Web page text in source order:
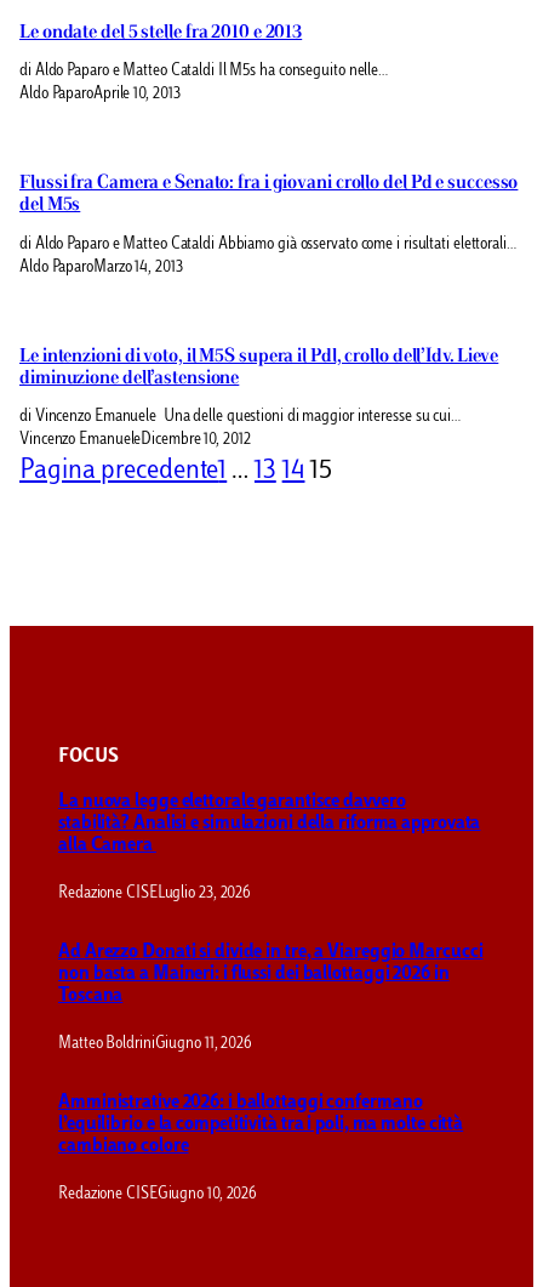
Le ondate del 5 stelle fra 2010 e 2013
di Aldo Paparo e Matteo Cataldi Il M5s ha conseguito nelle…
Aldo PaparoAprile 10, 2013
Flussi fra Camera e Senato: fra i giovani crollo del Pd e successo
del M5s
di Aldo Paparo e Matteo Cataldi Abbiamo già osservato come i risultati elettorali…
Aldo PaparoMarzo 14, 2013
Le intenzioni di voto, il M5S supera il Pdl, crollo dell’Idv. Lieve
diminuzione dell’astensione
di Vincenzo Emanuele Una delle questioni di maggior interesse su cui…
Vincenzo EmanueleDicembre 10, 2012
Pagina precedente1 … 13 14 15
FOCUS
La nuova legge elettorale garantisce davvero
stabilità? Analisi e simulazioni della riforma approvata
alla Camera
Redazione CISE Luglio 23, 2026
Ad Arezzo Donati si divide in tre, a Viareggio Marcucci
non basta a Maineri: i flussi dei ballottaggi 2026 in
Toscana
Matteo BoldriniGiugno 11, 2026
Amministrative 2026: i ballottaggi confermano
l’equilibrio e la competitività tra i poli, ma molte città
cambiano colore
Redazione CISEGiugno 10, 2026